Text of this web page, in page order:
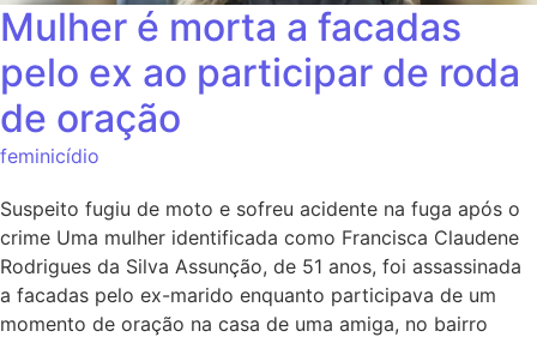
Mulher é morta a facadas
pelo ex ao participar de roda
de oração
feminicídio
Suspeito fugiu de moto e sofreu acidente na fuga após o
crime Uma mulher identificada como Francisca Claudene
Rodrigues da Silva Assunção, de 51 anos, foi assassinada
a facadas pelo ex-marido enquanto participava de um
momento de oração na casa de uma amiga, no bairro